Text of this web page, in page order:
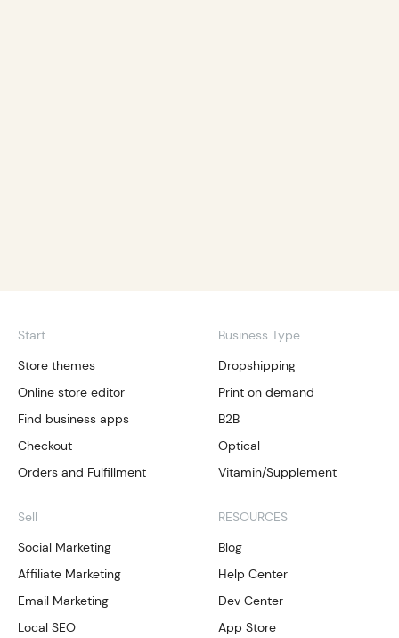
Start
Store themes
Online store editor
Find business apps
Checkout
Orders and Fulfillment
Sell
Social Marketing
Affiliate Marketing
Email Marketing
Local SEO
Business Type
Dropshipping
Print on demand
B2B
Optical
Vitamin/Supplement
RESOURCES
Blog
Help Center
Dev Center
App Store